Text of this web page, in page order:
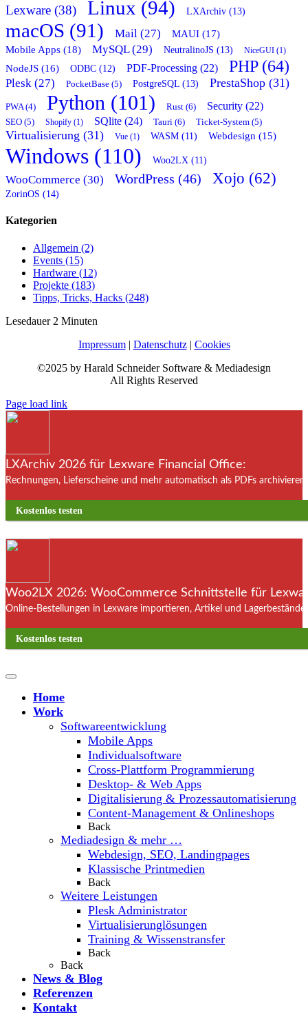
Lexware (38) Linux (94) LXArchiv (13)
macOS (91) Mail (27)
MAUI (17)
Mobile Apps (18)
MySQL (29) NeutralinoJS (13) NiceGUI (1)
NodeJS (16) ODBC (12) PDF-Processing (22) PHP (64)
Plesk (27) PocketBase (5) PostgreSQL (13) PrestaShop (31)
PWA (4) Python (101) Rust (6) Security (22)
SEO (5) Shopify (1) SQlite (24) Tauri (6) Ticket-System (5)
Virtualisierung (31) Vue (1) WASM (11) Webdesign (15)
Windows (110) Woo2LX (11)
WooCommerce (30) WordPress (46) Xojo (62)
ZorinOS (14)
Kategorien
Allgemein (2)
Events (15)
Hardware (12)
Projekte (183)
Tipps, Tricks, Hacks (248)
Lesedauer 2 Minuten
Impressum| Datenschutz| Cookies
©2025 by Harald Schneider Software & Mediadesign
All Rights Reserved
Page load link
LXArchiv 2026 für Lexware Financial Office:
Rechnungen, Lieferscheine und mehr automatisch als PDFs
Kostenlos testen
Woo2LX 2026: WooCommerce Schnittstelle für
Online-Bestellungen in Lexware importieren, Artikel und
Kostenlos testen
Home
Work
Softwareentwicklung
Mobile Apps
Individualsoftware
Cross-Plattform Programmierung
Desktop- & Web Apps
Digitalisierung & Prozessautomatisierung
Content-Management & Onlineshops
Back
Mediadesign & mehr …
Webdesign, SEO, Landingpages
Klassische Printmedien
Back
Weitere Leistungen
Plesk Administrator
Virtualisierunglösungen
Training & Wissenstransfer
Back
Back
News & Blog
Referenzen
Kontakt